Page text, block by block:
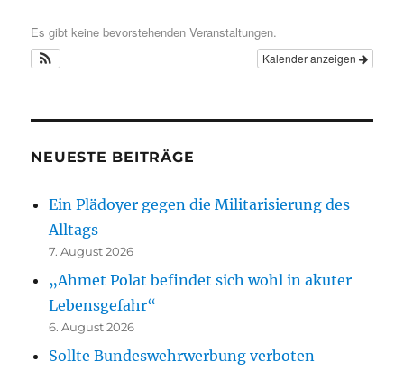
Es gibt keine bevorstehenden Veranstaltungen.
Kalender anzeigen
NEUESTE BEITRÄGE
Ein Plädoyer gegen die Militarisierung des
Alltags
7. August 2026
„Ahmet Polat befindet sich wohl in akuter
Lebensgefahr“
6. August 2026
Sollte Bundeswehrwerbung verboten